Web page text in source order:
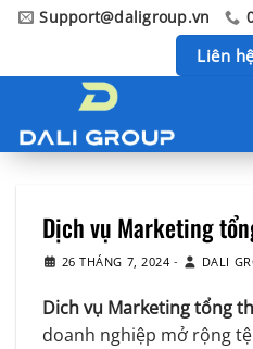
ChuyểnSupport@daligroup.vn
Liên
Dịch vụ Marketing
26 THÁNG 7, 2024 - DALI
Dich vụ Marketing tổng
doanh nghiệp mở rộng